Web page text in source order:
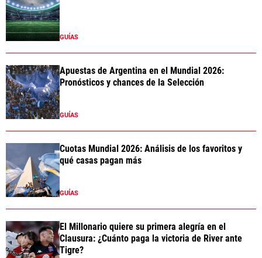
GUÍAS
Apuestas de Argentina en el Mundial 2026:
Pronósticos y chances de la Selección
GUÍAS
Cuotas Mundial 2026: Análisis de los favoritos y
qué casas pagan más
GUÍAS
El Millonario quiere su primera alegría en el
Clausura: ¿Cuánto paga la victoria de River ante
Tigre?